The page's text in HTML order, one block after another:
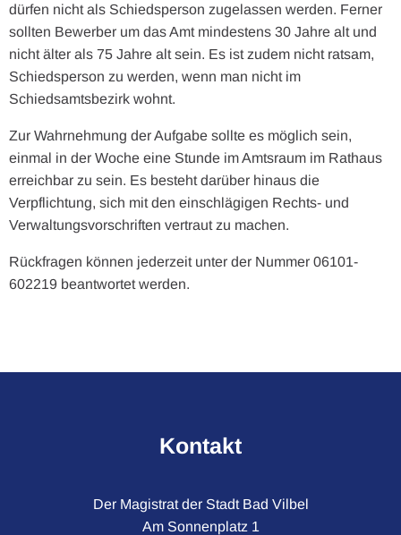
dürfen nicht als Schiedsperson zugelassen werden. Ferner
sollten Bewerber um das Amt mindestens 30 Jahre alt und
nicht älter als 75 Jahre alt sein. Es ist zudem nicht ratsam,
Schiedsperson zu werden, wenn man nicht im
Schiedsamtsbezirk wohnt.
Zur Wahrnehmung der Aufgabe sollte es möglich sein,
einmal in der Woche eine Stunde im Amtsraum im Rathaus
erreichbar zu sein. Es besteht darüber hinaus die
Verpflichtung, sich mit den einschlägigen Rechts- und
Verwaltungsvorschriften vertraut zu machen.
Rückfragen können jederzeit unter der Nummer 06101-
602219 beantwortet werden.
Kontakt
Der Magistrat der Stadt Bad Vilbel
Am Sonnenplatz 1